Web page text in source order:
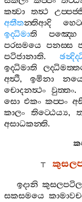
කත්‍වා
තත්‍ථ
අතීතන‍්තිආදි
ඉද‍්ධිමාති පඤ‍්හෙ
පරසමයෙ පනස‍්ස
පටිජානාති.
ඉද‍්ධිමාති
අත්‍ථි,ඉමිනා
චොදනත්‍ථං වුත‍්තං.
සො එකං කප‍්පං
කාලං
තිට‍්ඨෙය්‍ය,
අසාධකන‍්ති.
ඉදානි
සකසමයෙ